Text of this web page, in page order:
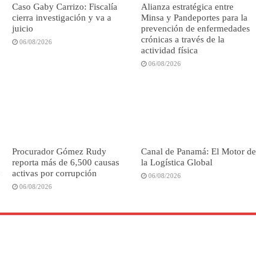
Caso Gaby Carrizo: Fiscalía
cierra investigación y va a
juicio
06/08/2026
Alianza estratégica entre
Minsa y Pandeportes para la
prevención de enfermedades
crónicas a través de la
actividad física
06/08/2026
Procurador Gómez Rudy
reporta más de 6,500 causas
activas por corrupción
06/08/2026
Canal de Panamá: El Motor de
la Logística Global
06/08/2026